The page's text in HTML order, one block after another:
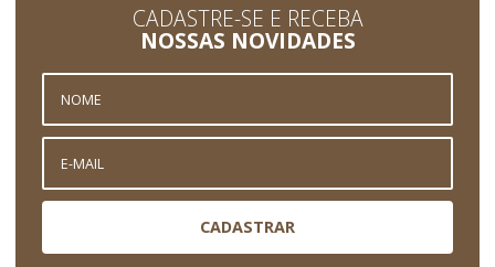
CADASTRE-SE E RECEBA
NOSSAS NOVIDADES
CADASTRAR